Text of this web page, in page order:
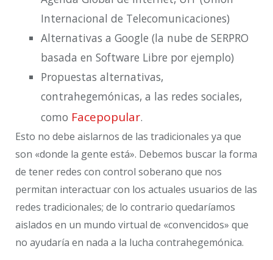
Internacional de Telecomunicaciones)
Alternativas a Google (la nube de SERPRO
basada en Software Libre por ejemplo)
Propuestas alternativas,
contrahegemónicas, a las redes sociales,
como Facepopular.
Esto no debe aislarnos de las tradicionales ya que
son «donde la gente está». Debemos buscar la forma
de tener redes con control soberano que nos
permitan interactuar con los actuales usuarios de las
redes tradicionales; de lo contrario quedaríamos
aislados en un mundo virtual de «convencidos» que
no ayudaría en nada a la lucha contrahegemónica.